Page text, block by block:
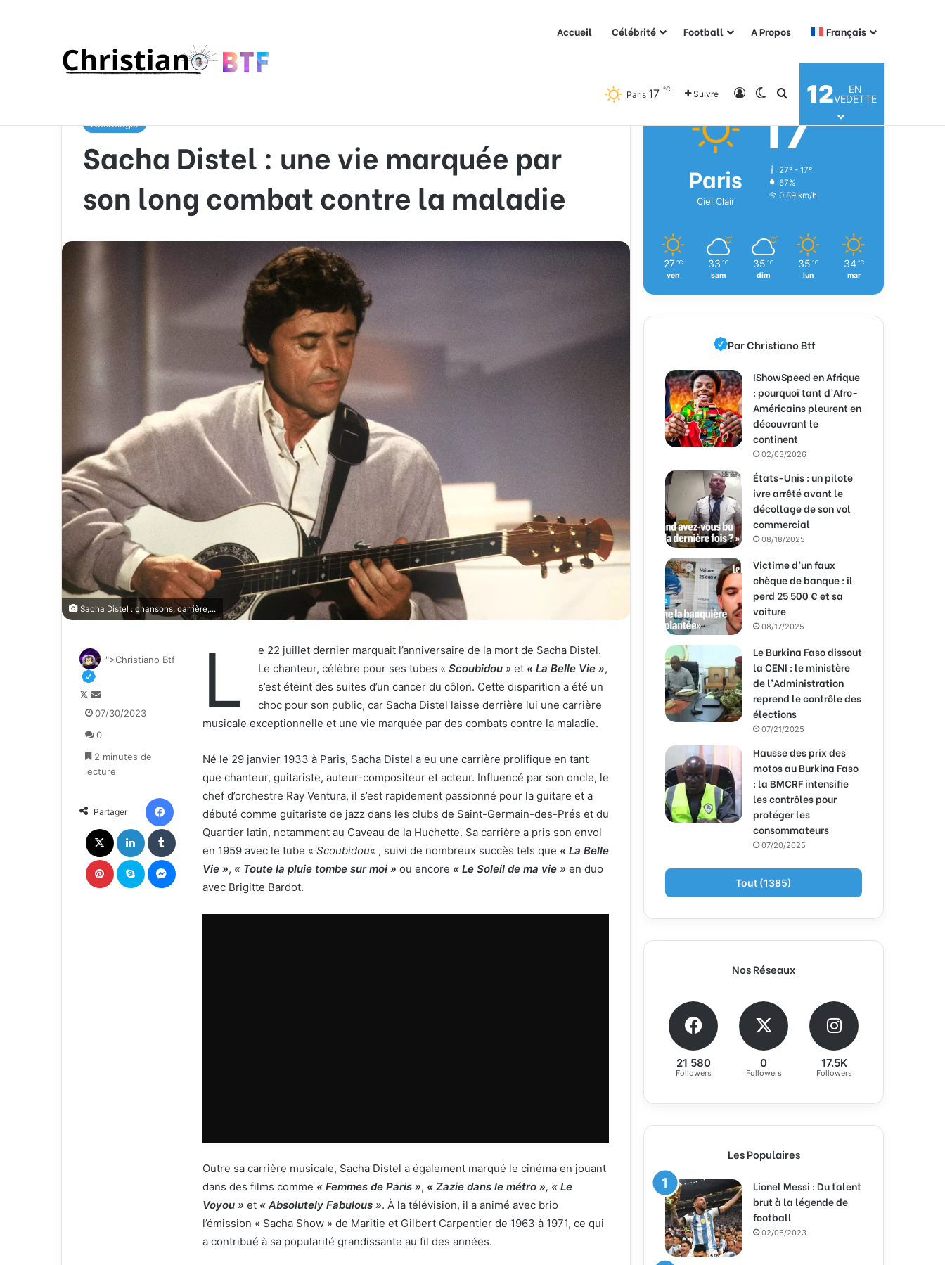
Accueil Célébrité Football A Propos Français
Paris 17 ℃ Suivre ConnexionSwitch skin
Rechercher
12
EN
VEDETTE
Nécrologie
Sacha Distel : une vie marquée par
son long combat contre la maladie
Sacha Distel : chansons, carrière,...
L
e 22 juillet dernier marquait l’anniversaire de la mort de Sacha Distel.
Le chanteur, célèbre pour ses tubes « Scoubidou » et « La Belle Vie »,
s’est éteint des suites d’un cancer du côlon. Cette disparition a été un
choc pour son public, car Sacha Distel laisse derrière lui une carrière
musicale exceptionnelle et une vie marquée par des combats contre la maladie.
Né le 29 janvier 1933 à Paris, Sacha Distel a eu une carrière prolifique en tant
que chanteur, guitariste, auteur-compositeur et acteur. Influencé par son oncle, le
chef d’orchestre Ray Ventura, il s’est rapidement passionné pour la guitare et a
débuté comme guitariste de jazz dans les clubs de Saint-Germain-des-Prés et du
Quartier latin, notamment au Caveau de la Huchette. Sa carrière a pris son envol
en 1959 avec le tube « Scoubidou« , suivi de nombreux succès tels que « La Belle
Vie », « Toute la pluie tombe sur moi » ou encore « Le Soleil de ma vie » en duo
avec Brigitte Bardot.
Outre sa carrière musicale, Sacha Distel a également marqué le cinéma en jouant
dans des films comme « Femmes de Paris », « Zazie dans le métro », « Le
Voyou » et « Absolutely Fabulous ». À la télévision, il a animé avec brio
l’émission « Sacha Show » de Maritie et Gilbert Carpentier de 1963 à 1971, ce qui
a contribué à sa popularité grandissante au fil des années.
">Christiano Btf
F
o
l
o
w
X
n
o
y
e
n
c
o
u
r
r
07/30/2023
0
2 minutes de
lecture
Partager
Météo
Paris
Ciel Clair
17 ℃
27º - 17º
67%
0.89 km/h
27 ℃
ven
33 ℃
sam
35 ℃
dim
35 ℃
lun
34 ℃
mar
Par Christiano Btf
IShowSpeed en Afrique
: pourquoi tant d’Afro-
Américains pleurent en
découvrant le
continent
02/03/2026
États-Unis : un pilote
ivre arrêté avant le
décollage de son vol
commercial
08/18/2025
Victime d’un faux
chèque de banque : il
perd 25 500 € et sa
voiture
08/17/2025
Le Burkina Faso dissout
la CENI : le ministère
de l’Administration
reprend le contrôle des
élections
07/21/2025
Hausse des prix des
motos au Burkina Faso
: la BMCRF intensifie
les contrôles pour
protéger les
consommateurs
07/20/2025
Tout (1385)
Nos Réseaux
21 580
Followers
0
Followers
17.5K
Followers
Les Populaires
Lionel Messi : Du talent
brut à la légende de
football
02/06/2023